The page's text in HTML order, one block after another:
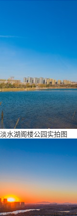
淡水湖阁楼公园实拍图